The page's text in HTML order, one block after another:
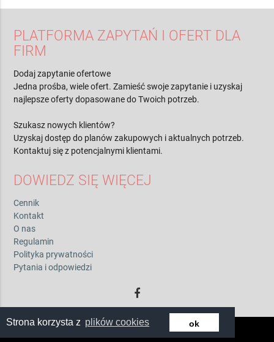
Strona korzysta z plików cookies ok
PLATFORMA ZAPYTAŃ I OFERT DLA
FIRM
Dodaj zapytanie ofertowe
Jedna prośba, wiele ofert. Zamieść swoje zapytanie i uzyskaj
najlepsze oferty dopasowane do Twoich potrzeb.
Szukasz nowych klientów?
Uzyskaj dostęp do planów zakupowych i aktualnych potrzeb.
Kontaktuj się z potencjalnymi klientami.
DOWIEDZ SIĘ WIĘCEJ
Cennik
Kontakt
O nas
Regulamin
Polityka prywatności
Pytania i odpowiedzi